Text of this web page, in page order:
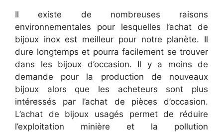
Il existe de nombreuses raisons
environnementales pour lesquelles l’achat de
bijoux inox est meilleur pour notre planète. Il
dure longtemps et pourra facilement se trouver
dans les bijoux d’occasion. Il y a moins de
demande pour la production de nouveaux
bijoux alors que les acheteurs sont plus
intéressés par l’achat de pièces d’occasion.
L’achat de bijoux usagés permet de réduire
l’exploitation minière et la pollution